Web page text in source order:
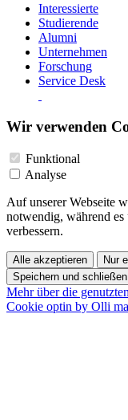
Interessierte
Studierende
Alumni
Unternehmen
Forschung
Service Desk
Wir verwenden
Funktional
Analyse
Auf unserer Webseite
notwendig, während es
verbessern.
Alle akzeptieren
Nur
Speichern und schließen
Mehr über die
Cookie optin by Olli